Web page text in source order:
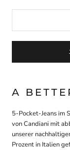
A
5-Pocket-Jeans im
von Candiani mit
unserer
Prozent in Italien